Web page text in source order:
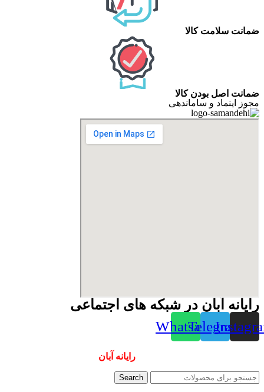
ضمانت سلامت کالا
ضمانت اصل بودن کالا
مجوز اینماد و ساماندهی
رایانه آبان در شبکه های اجتماعی
Telegram
Whatsapp
رایانه آبان
Search